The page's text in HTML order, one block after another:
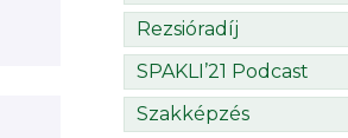
Rezsióradíj
SPAKLI’21 Podcast
Szakképzés